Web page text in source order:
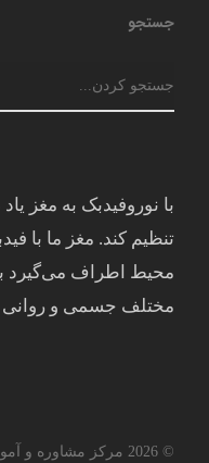
جستجو
با نوروفیدبک به مغز
تنظيم كند. مغز ما با
محيط اطراف می‌گيرد
مختلف جسمی و روانی
© 2026 مرکز مشاوره